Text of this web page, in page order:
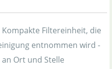
Kompakte Filtereinheit, die
entnommen wird -
Ort und Stelle